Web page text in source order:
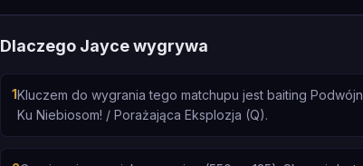
Dlaczego Jayce wygrywa
1Kluczem do wygrania tego matchupu jest baiting
Ku Niebiosom! / Porażająca Eksplozja (Q).